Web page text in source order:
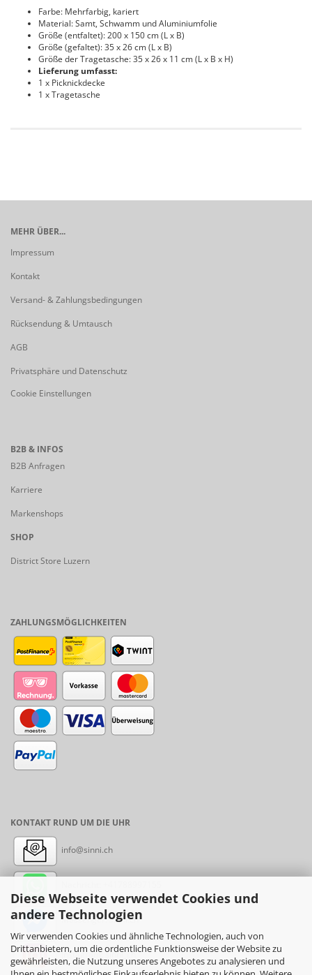
Diese Webseite verwendet Cookies und
andere Technologien
Wir verwenden Cookies und ähnliche Technologien, auch von
Drittanbietern, um die ordentliche Funktionsweise der Website zu
gewährleisten, die Nutzung unseres Angebotes zu analysieren und
Farbe: Mehrfarbig, kariert
Material: Samt, Schwamm und Aluminiumfolie
Größe (entfaltet): 200 x 150 cm (L x B)
Größe (gefaltet): 35 x 26 cm (L x B)
Größe der Tragetasche: 35 x 26 x 11 cm (L x B x H)
Lieferung umfasst:
1 x Picknickdecke
1 x Tragetasche
MEHR ÜBER...
Impressum
Kontakt
Versand- & Zahlungsbedingungen
Rücksendung & Umtausch
AGB
Privatsphäre und Datenschutz
Cookie Einstellungen
B2B & INFOS
B2B Anfragen
Karriere
Markenshops
SHOP
District Store Luzern
ZAHLUNGSMÖGLICHKEITEN
KONTAKT RUND UM DIE UHR
info@sinni.ch
Messenger: sinni.ch
Instagram: sinni_ch